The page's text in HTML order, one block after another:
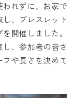
れずに、お家で
、ブレスレット
開催しました。
、参加者の皆さ
や長さを決めて